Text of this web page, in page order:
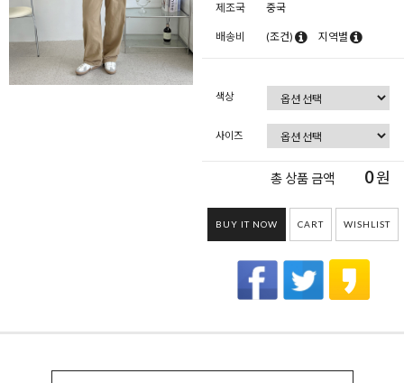
제조국 중국
배송비 (조건) 지역별
색상
사이즈
총 상품 금액 0원
BUY IT NOW CART WISHLIST